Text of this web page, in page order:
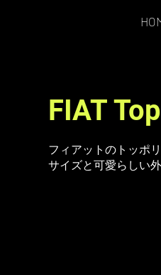
FIAT
フィアットのトッポ
サイズと可愛らしい